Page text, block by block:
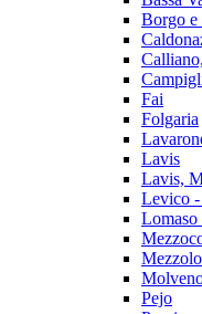
Borgo e
Fai
Folgaria
Lavis
Lavis,
Levico
Lomaso
Pejo